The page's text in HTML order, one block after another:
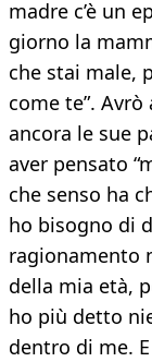
madre c’è un
giorno la
che stai male,
come te”.
ancora le sue
aver pensato
che senso ha
ho bisogno di
ragionamento
della mia età,
ho più detto
dentro di me.